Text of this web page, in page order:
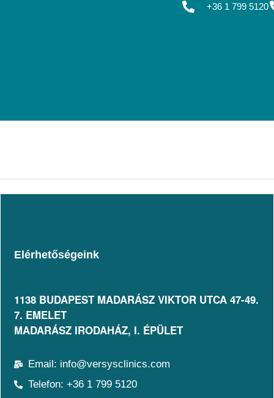
+36 1 799 5120
Elérhetőségeink
1138 BUDAPEST MADARÁSZ VIKTOR UTCA 47-49.
7. EMELET​
MADARÁSZ IRODAHÁZ, I. ÉPÜLET
Email: info@versysclinics.com
Telefon: +36 1 799 5120